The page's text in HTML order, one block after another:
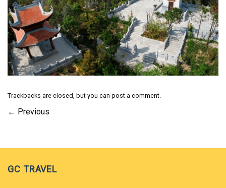
Trackbacks are closed, but you can post a comment.
← Previous
GC TRAVEL